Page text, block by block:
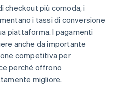
checkout più comoda, i
i tassi di conversione
piattaforma. I pagamenti
anche da importante
competitiva per
perché offrono
migliore.